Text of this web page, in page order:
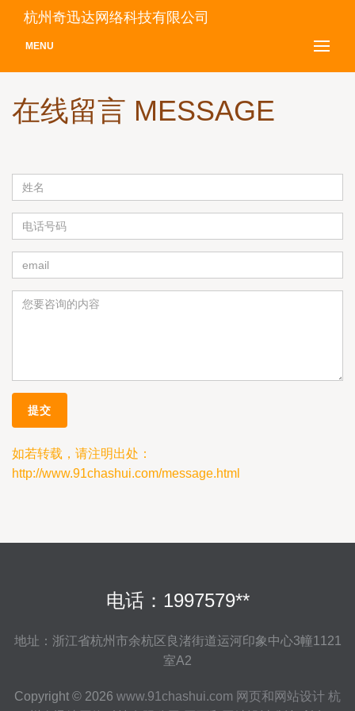
杭州奇迅达网络科技有限公司
MENU
在线留言 MESSAGE
如若转载，请注明出处：
http://www.91chashui.com/message.html
电话：1997579**
地址：浙江省杭州市余杭区良渚街道运河印象中心3幢1121
室A2
Copyright © 2026 www.91chashui.com 网页和网站设计 杭